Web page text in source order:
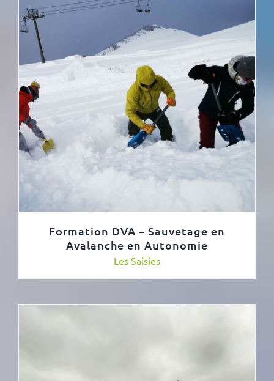
Formation DVA – Sauvetage en
Avalanche en Autonomie
Les Saisies